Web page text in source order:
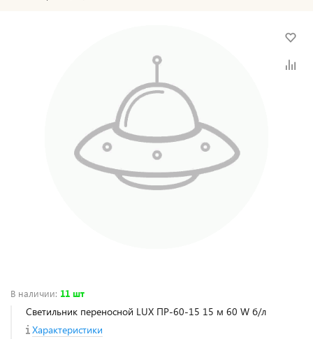
В наличии: 11 шт
Светильник переносной LUX ПР-60-15 15 м 60 W б/л
Характеристики